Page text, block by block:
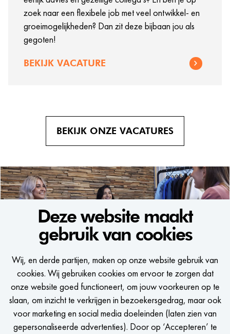
Deze website maakt
gebruik van cookies
Wij, en derde partijen, maken op onze website gebruik van
cookies. Wij gebruiken cookies om ervoor te zorgen dat
onze website goed functioneert, om jouw voorkeuren op te
slaan, om inzicht te verkrijgen in bezoekersgedrag, maar ook
voor marketing en social media doeleinden (laten zien van
gepersonaliseerde advertenties). Door op ‘Accepteren’ te
zoek naar een flexibele job met veel ontwikkel- en
groeimogelijkheden? Dan zit deze bijbaan jou als
gegoten!
BEKIJK VACATURE
BEKIJK ONZE VACATURES
WE WOULD LIKE TO KEEP
IN TOUCH
Een seintje krijgen als er een passende vacature is?